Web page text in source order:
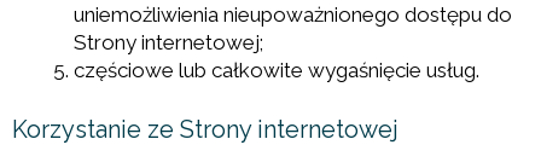
uniemożliwienia nieupoważnionego dostępu do
Strony internetowej;
częściowe lub całkowite wygaśnięcie usług.
Korzystanie ze Strony internetowej